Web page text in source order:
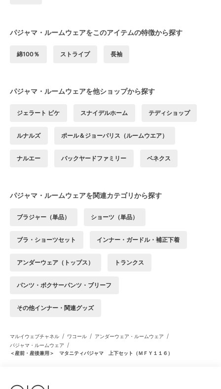
パジャマ・ルームウェアをこのアイテムの特徴から探す
綿100％ ストライプ 長袖
パジャマ・ルームウェアを他ショップから探す
ジェラート ピケ スナイデルホーム テディショップ
ルナルズ ポール＆ジョーパリス（ルームウエア）
ナルエー バックヤードファミリー ベネクス
パジャマ・ルームウェアを関連カテゴリから探す
ブラジャー（単品） ショーツ（単品）
ブラ・ショーツセット インナー・ガードル・補正下着
アンダーウェア（トップス） トランクス
パンツ・ボクサーパンツ・ブリーフ
その他インナー・関連グッズ
マルイウェブチャネル / ワコール / アンダーウェア・ルームウェア /
パジャマ・ルームウェア /
＜産前・産後兼用＞ マタニティパジャマ 上下セット（ＭＦＹ１１６）